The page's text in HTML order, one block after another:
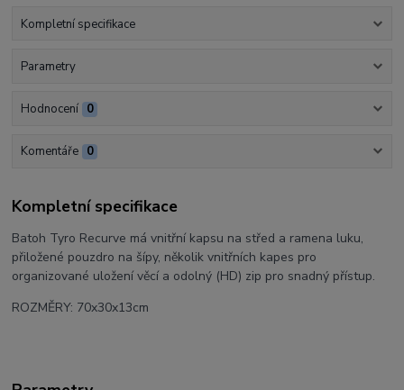
Kompletní specifikace
Parametry
Hodnocení 0
Komentáře 0
Kompletní specifikace
Batoh Tyro Recurve má vnitřní kapsu na střed a ramena luku,
přiložené pouzdro na šípy, několik vnitřních kapes pro
organizované uložení věcí a odolný (HD) zip pro snadný přístup.
ROZMĚRY: 70x30x13cm